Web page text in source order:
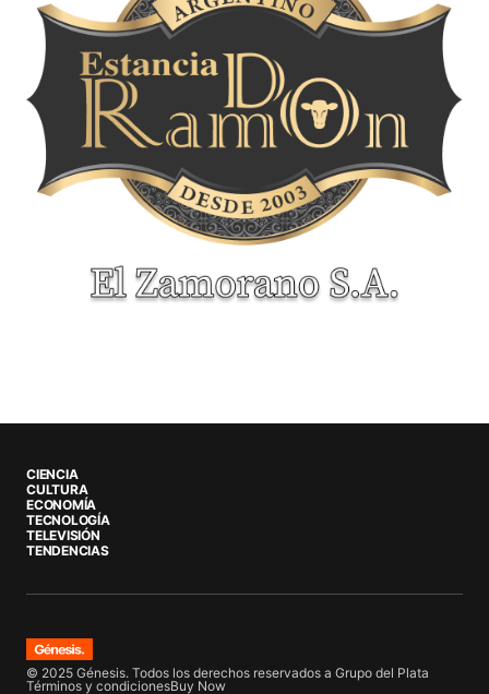
CIENCIA
CULTURA
ECONOMÍA
TECNOLOGÍA
TELEVISIÓN
TENDENCIAS
© 2025 Génesis. Todos los derechos reservados a Grupo del Plata
Términos y condicionesBuy Now